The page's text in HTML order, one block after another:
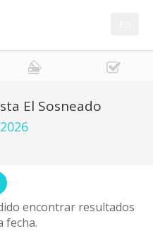
El Sosneado
encontrar resultados
fecha.